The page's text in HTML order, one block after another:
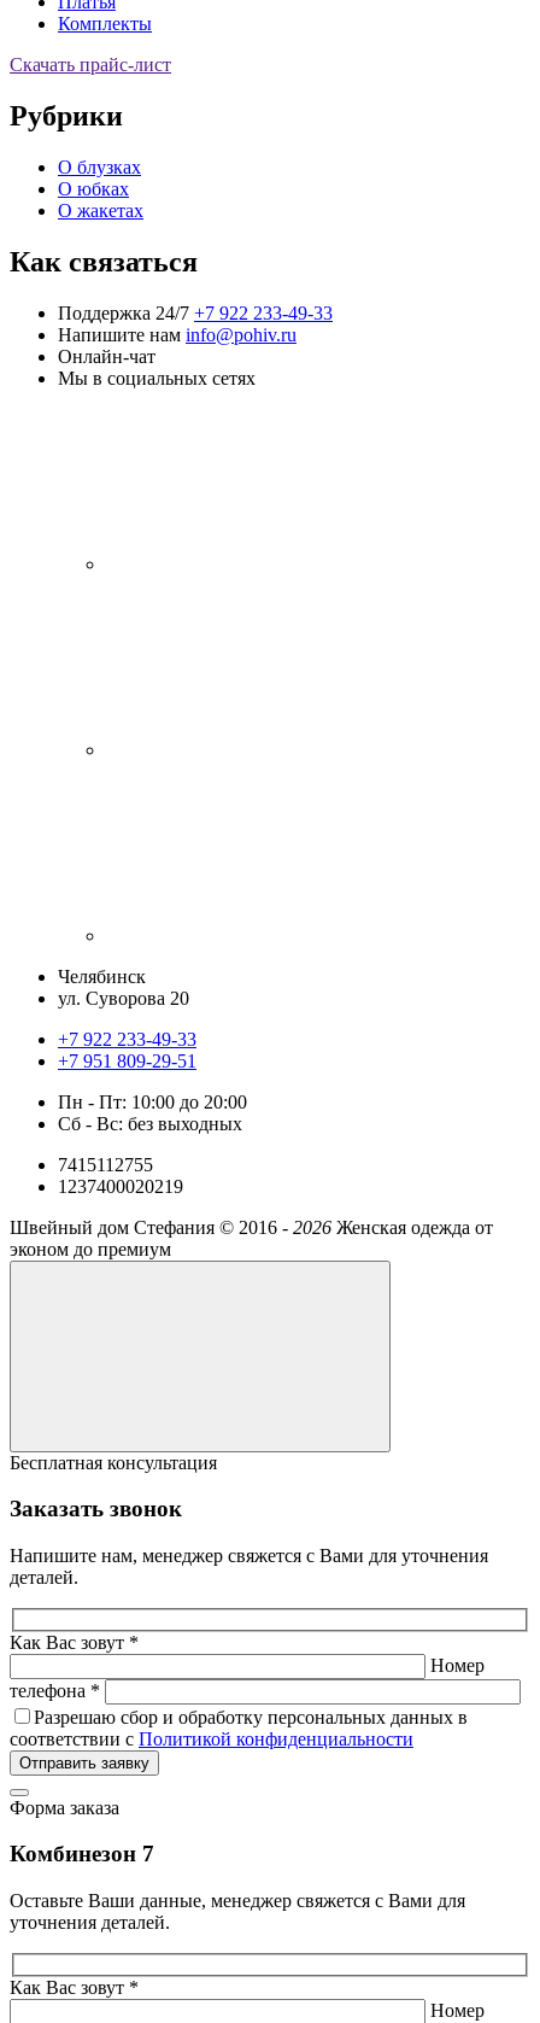
Комплекты
Скачать прайс-лист
Рубрики
О блузках
О юбках
О жакетах
Как связаться
Поддержка 24/7 +7 922 233-49-33
Напишите нам info@pohiv.ru
Онлайн-чат
Мы в социальных сетях
Челябинск
ул. Суворова 20
+7 922 233-49-33
+7 951 809-29-51
Пн - Пт: 10:00 до 20:00
Сб - Вс: без выходных
7415112755
1237400020219
Швейный дом Стефания © 2016 - 2026 Женская одежда от
эконом до премиум
Бесплатная консультация
Заказать звонок
Напишите нам, менеджер свяжется с Вами для уточнения
деталей.
Как Вас зовут *
Номер
телефона *
Разрешаю сбор и обработку персональных данных в
соответствии с Политикой конфиденциальности
Отправить заявку
Форма заказа
Комбинезон 7
Оставьте Ваши данные, менеджер свяжется с Вами для
уточнения деталей.
Как Вас зовут *
Номер